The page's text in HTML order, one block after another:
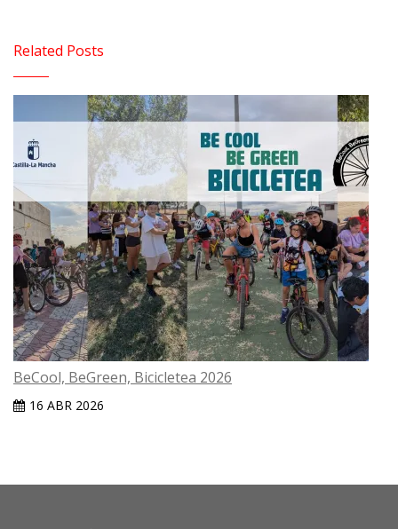
Related Posts
BeCool, BeGreen, Bicicletea 2026
16 ABR 2026